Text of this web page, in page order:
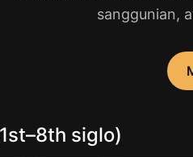
sanggunian,
siglo)